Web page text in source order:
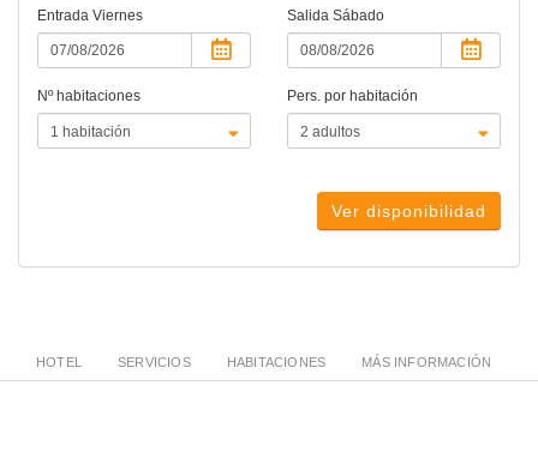
Entrada Viernes Salida Sábado
Nº habitaciones Pers. por habitación
Ver disponibilidad
HOTEL SERVICIOS HABITACIONES MÁS INFORMACIÓN